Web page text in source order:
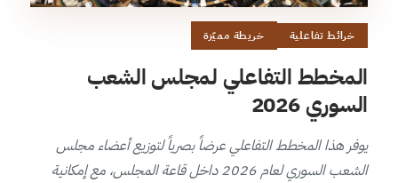
خرائط تفاعلية خريطة مميّزة
المخطط التفاعلي لمجلس الشعب
السوري 2026
يوفر هذا المخطط التفاعلي عرضاً بصرياً لتوزيع أعضاء مجلس
الشعب السوري لعام 2026 داخل قاعة المجلس، مع إمكانية